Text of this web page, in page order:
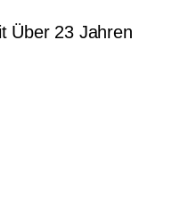
Über 23 Jahren